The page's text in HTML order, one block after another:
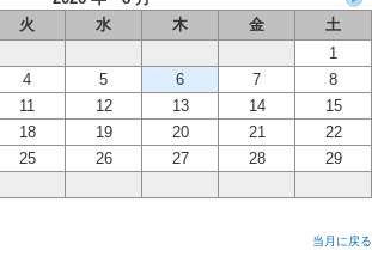
火 水 木 金
土
1
4 5 6 7
8
11 12 13 14
15
18 19 20 21
22
25 26 27 28
29
当月に戻る